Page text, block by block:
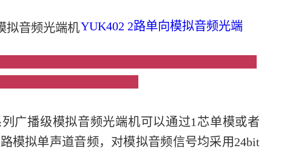
YUK402 2路单向模拟音频光端
介绍
列广播级模拟音频光端机可以通过1芯单模或者
模拟单声道音频，对模拟音频信号均采用24bit